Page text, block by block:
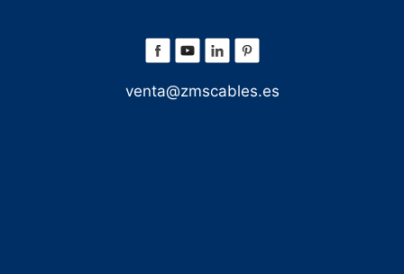
venta@zmscables.es